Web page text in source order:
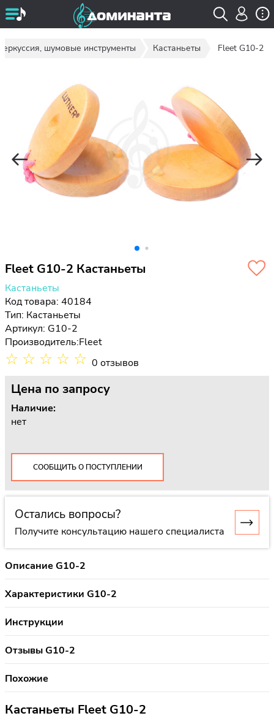
шумовые инструменты Кастаньеты Fleet G10-2
Fleet G10-2 Кастаньеты
Кастаньеты
Код товара: 40184
Тип: Кастаньеты
Артикул: G10-2
Производитель:Fleet
☆ ☆ ☆ ☆ ☆ 0 отзывов
Цена по запросу
Наличие:
нет
СООБЩИТЬ О ПОСТУПЛЕНИИ
Остались вопросы?
Получите консультацию нашего специалиста
Описание G10-2
Характеристики G10-2
Инструкции
Отзывы G10-2
Похожие
Кастаньеты Fleet G10-2